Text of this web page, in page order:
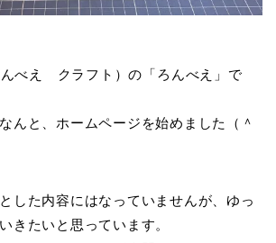
べえ クラフト）の「ろんべえ」で
んと、ホームページを始めました（＾
した内容にはなっていませんが、ゆっ
きたいと思っています。